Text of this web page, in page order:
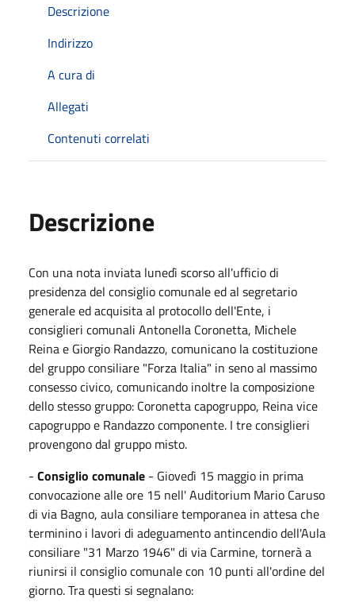
Descrizione
Indirizzo
A cura di
Allegati
Contenuti correlati
Descrizione
Con una nota inviata lunedì scorso all'ufficio di
presidenza del consiglio comunale ed al segretario
generale ed acquisita al protocollo dell'Ente, i
consiglieri comunali Antonella Coronetta, Michele
Reina e Giorgio Randazzo, comunicano la costituzione
del gruppo consiliare "Forza Italia" in seno al massimo
consesso civico, comunicando inoltre la composizione
dello stesso gruppo: Coronetta capogruppo, Reina vice
capogruppo e Randazzo componente. I tre consiglieri
provengono dal gruppo misto.
- Consiglio comunale - Giovedì 15 maggio in prima
convocazione alle ore 15 nell' Auditorium Mario Caruso
di via Bagno, aula consiliare temporanea in attesa che
terminino i lavori di adeguamento antincendio dell'Aula
consiliare "31 Marzo 1946" di via Carmine, tornerà a
riunirsi il consiglio comunale con 10 punti all'ordine del
giorno. Tra questi si segnalano: